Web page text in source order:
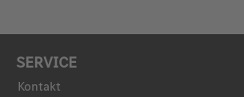
SERVICE
Kontakt